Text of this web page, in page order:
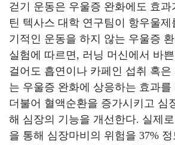
걷기 운동은 우울증 완화에도 효
틴 텍사스 대학 연구팀이 항우울제
기적인 운동을 하지 않는 우울증
실험에 따르면, 러닝 머신에서 바
걸어도 흡연이나 카페인 섭취 혹은
는 우울증 완화에 상응하는 효과를
더불어 혈액순환을 증가시키고 심
해 심장의 기능을 개선한다. 실제
을 통해 심장마비의 위험을 37%